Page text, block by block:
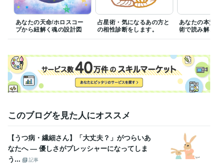
☆占断結果をお送りした後でのキャンセル(返金)には応じません。
結果お渡し後の変更は、追加料金の対象になります。
★・長文・込み入った内容のご質問
・新たにホロスコープで鑑定する必要性が生じる場合
どうぞよろしくお願いします。
経験職種
事務・ビジネスサポート / 事務（一般事務） 経験年数 : 3年
受賞歴
資格・検定
カラーセラピスト
あなたの天命/ホロスコー
プから紐解く魂の設計図
占星術・気になるあの方と
の相性診断をします。
あなたの本質
術で読み解き
このブログを見た人にオススメ
【うつ病・繊細さん】「大丈夫？」がつらいあ
なたへ ― 優しさがプレッシャーになってしま
う...
記事